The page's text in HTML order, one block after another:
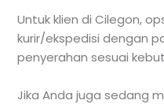
Untuk klien di Cilegon,
kurir/ekspedisi dengan
penyerahan sesuai
Jika Anda juga sedang